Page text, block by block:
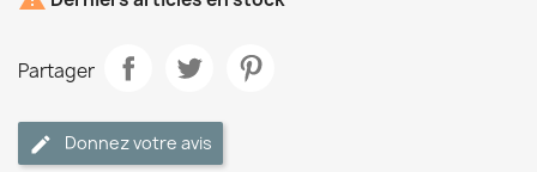
Partager
Donnez votre avis